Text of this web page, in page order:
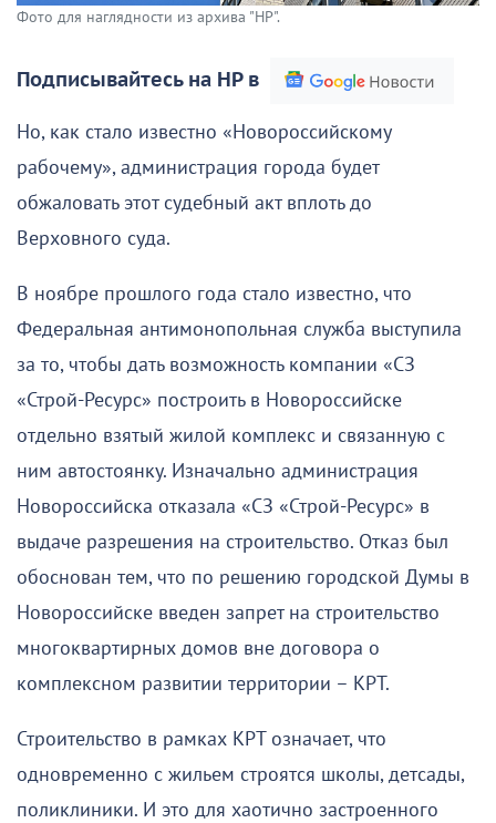
Фото для наглядности из архива "НР".
Подписывайтесь на НР в
Но, как стало известно «Новороссийскому
рабочему», администрация города будет
обжаловать этот судебный акт вплоть до
Верховного суда.
В ноябре прошлого года стало известно, что
Федеральная антимонопольная служба выступила
за то, чтобы дать возможность компании «СЗ
«Строй-Ресурс» построить в Новороссийске
отдельно взятый жилой комплекс и связанную с
ним автостоянку. Изначально администрация
Новороссийска отказала «СЗ «Строй-Ресурс» в
выдаче разрешения на строительство. Отказ был
обоснован тем, что по решению городской Думы в
Новороссийске введен запрет на строительство
многоквартирных домов вне договора о
комплексном развитии территории – КРТ.
Строительство в рамках КРТ означает, что
одновременно с жильем строятся школы, детсады,
поликлиники. И это для хаотично застроенного